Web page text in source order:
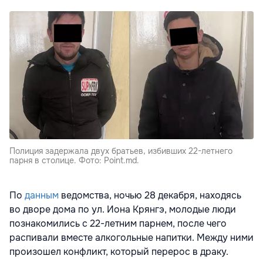
Полиция задержала двух братьев, избивших 22-летнего
парня в столице. Фото: Point.md.
По данным ведомства, ночью 28 декабря, находясь
во дворе дома по ул. Иона Крянгэ, молодые люди
познакомились с 22-летним парнем, после чего
распивали вместе алкогольные напитки. Между ними
произошел конфликт, который перерос в драку.